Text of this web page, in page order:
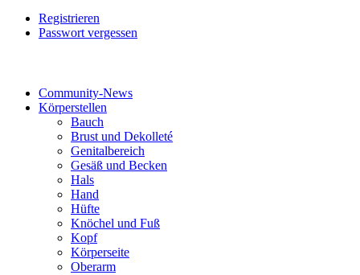
Registrieren
Passwort vergessen
Community-News
Körperstellen
Bauch
Brust und Dekolleté
Genitalbereich
Gesäß und Becken
Hals
Hand
Hüfte
Knöchel und Fuß
Kopf
Körperseite
Oberarm